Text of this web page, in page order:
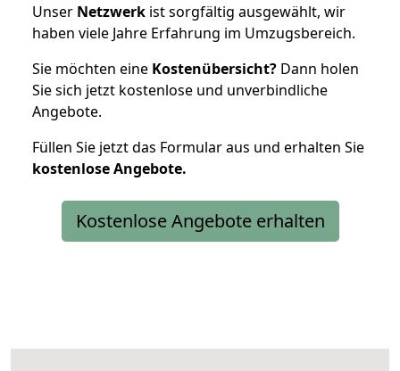
Unser Netzwerk ist sorgfältig ausgewählt, wir
haben viele Jahre Erfahrung im Umzugsbereich.
Sie möchten eine Kostenübersicht? Dann holen
Sie sich jetzt kostenlose und unverbindliche
Angebote.
Füllen Sie jetzt das Formular aus und erhalten Sie
kostenloseAngebote.
Kostenlose Angebote erhalten